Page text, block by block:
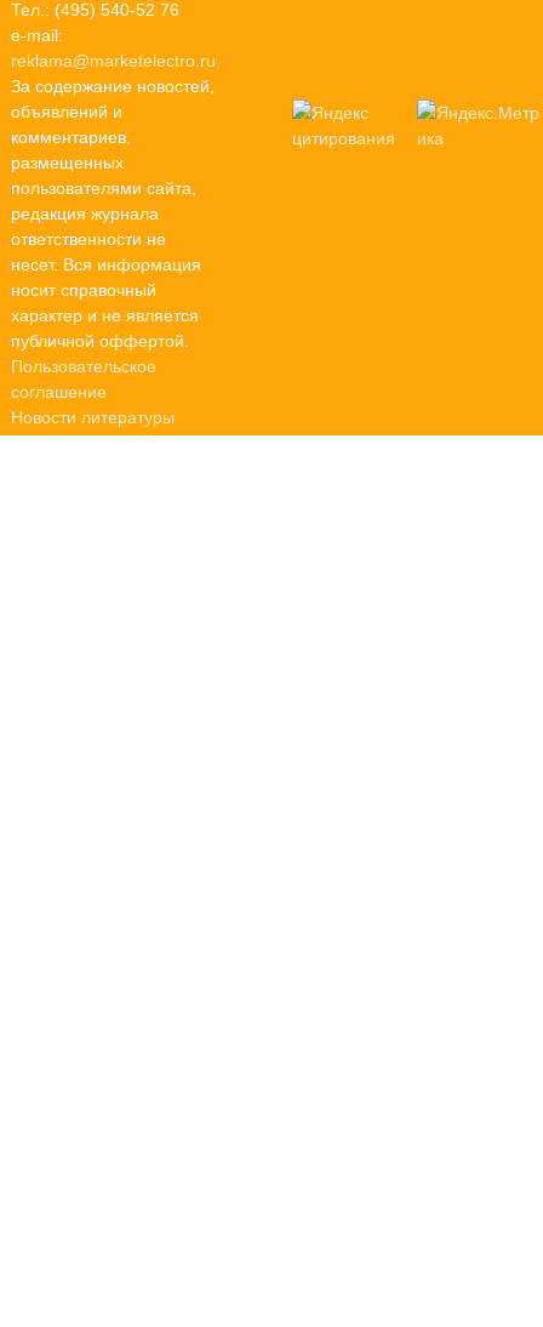
Тел.: (495) 540-52 76
e-mail:
reklama@marketelectro.ru
За содержание новостей,
объявлений и
комментариев,
размещенных
пользователями сайта,
редакция журнала
ответственности не
несет. Вся информация
носит справочный
характер и не является
публичной оффертой.
Пользовательское
соглашение
Новости литературы